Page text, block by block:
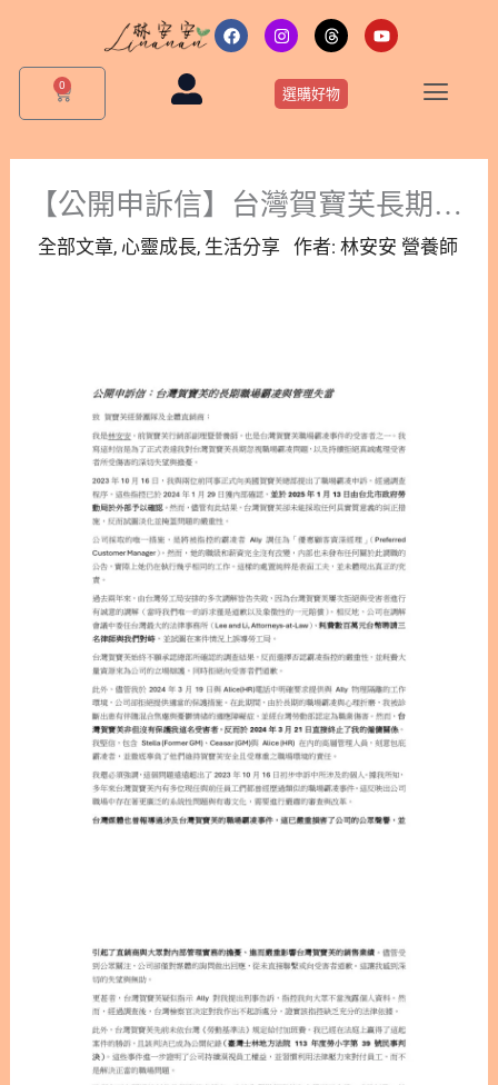
F
a
c
I
n
s
t
a
g
m
T
h
r
e
a
d
Y
o
u
0
購
物
籃
選購好物
【公開申訴信】台灣賀寶芙長期職場霸凌與高層包庇真相
全部文章, 心靈成長, 生活分享 作者:林安安 營養師